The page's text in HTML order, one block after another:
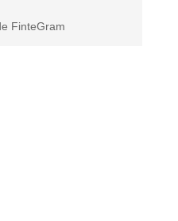
FinteGram